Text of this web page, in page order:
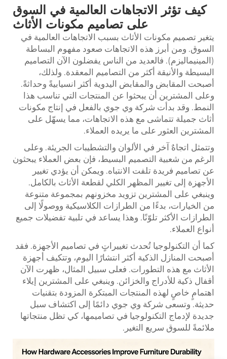
كيف تؤثر الاتجاهات العالمية في السوق
على تصاميم مكونات الأثاث
يتغير تصميم مكونات الأثاث بسبب الاتجاهات العالمية في
السوق. ومن أبرز هذه الاتجاهات صعود مفهوم البساطة
(المينيماليزم). فالعديد من الناس يفضلون الآن التصاميم
البسيطة والأنيقة أكثر من التصاميم المعقدة. ولذلك،
أصبحت المقابض والمقابض اليدوية أكثر انسيابيةً وحداثةً.
وعلى المشترين أن يبحثوا عن المنتجات التي تناسب هذا
النمط. وقد بدأت شركة وي جوي بالفعل في إنتاج مكونات
أثاث جميلة تتماشى مع هذه الاتجاهات، مما يسهّل على
المشترين العثور على ما يريده العملاء.
وتتمثل اتجاهٌ آخر في الألوان والتشطيبات الجريئة. وعلى
الرغم من شعبية التصميم البسيط، فإن بعض العملاء يبحثون
عن تصاميم فريدة تلفت الانتباه. ويمكن أن يؤدي تغيير
الأجهزة إلى تغيير المظهر الكلي لقطعة الأثاث بالكامل.
وينبغي على المشترين تزويد مخزونهم بمجموعة متنوعة
من الخيارات، بدءًا من الطرازات الكلاسيكية ووصولًا إلى
الطرازات الأكثر تلوّنًا. وهذا يساعد في تلبية تفضيلات جميع
أنواع العملاء.
كما أن التكنولوجيا تُحدث تغييراتٍ في تصاميم الأجهزة. فقد
أصبحت المنازل الذكية أكثر انتشارًا اليوم، وتتكيف أجهزة
الأثاث مع هذه التطورات. فعلى سبيل المثال، ظهرت الآن
أقفال ذكية للأدراج والخزائن. وينبغي على المشترين إيلاء
اهتمامٍ خاصٍ لهذه المنتجات المبتكرة المزودة بتقنيات
حديثة. وتسعى شركة وي جوي دائمًا إلى اكتشاف سبل
جديدة لإدماج التكنولوجيا في تصاميمها، كي تظل منتجاتها
ملائمةً للسوق سريع التغير.